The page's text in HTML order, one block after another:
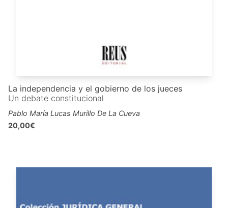
La independencia y el gobierno de los jueces
Un debate constitucional
Pablo María Lucas Murillo De La Cueva
20,00€